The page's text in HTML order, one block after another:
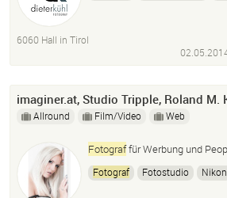
6060 Hall in Tirol
imaginer.at, Studio Tripple, Roland M.
Allround Film/Video Web
Fotograffür Werbung und
Fotograf Fotostudio Nikon